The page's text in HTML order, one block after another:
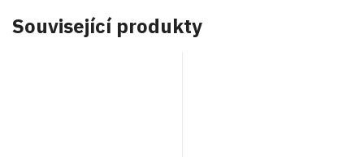
Související produkty